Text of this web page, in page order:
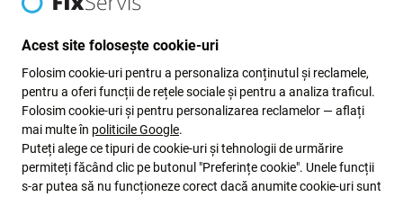
Capac baterie pentru Huawei P30
ELE-L29 ELE-L09
Acest site folosește cookie-uri
Folosim cookie-uri pentru a personaliza conținutul și reclamele,
pentru a oferi funcții de rețele sociale și pentru a analiza traficul.
Folosim cookie-uri și pentru personalizarea reclamelor — aflați
mai multe în politicile Google.
Puteți alege ce tipuri de cookie-uri și tehnologii de urmărire
permiteți făcând clic pe butonul "Preferințe cookie". Unele funcții
s-ar putea să nu funcționeze corect dacă anumite cookie-uri sunt